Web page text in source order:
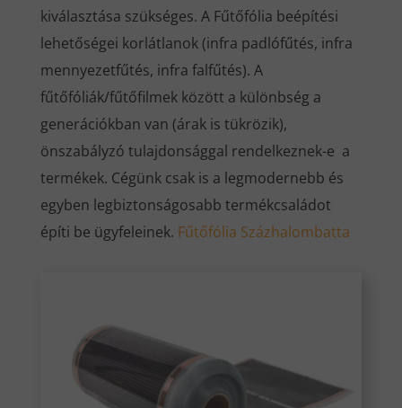
kiválasztása szükséges. A Fűtőfólia beépítési
lehetőségei korlátlanok (infra padlófűtés, infra
mennyezetfűtés, infra falfűtés). A
fűtőfóliák/fűtőfilmek között a különbség a
generációkban van (árak is tükrözik),
önszabályzó tulajdonsággal rendelkeznek-e a
termékek. Cégünk csak is a legmodernebb és
egyben legbiztonságosabb termékcsaládot
építi be ügyfeleinek. Fűtőfólia Százhalombatta